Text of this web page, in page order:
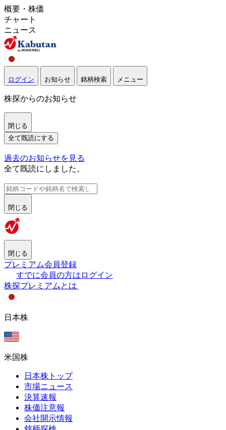
概要・株価
チャート
ニュース
ログイン お知らせ 銘柄検索 メニュー
株探からのお知らせ
閉じる
全て既読にする
過去のお知らせを見る
全て既読にしました。
閉じる
閉じる
プレミアム会員登録
すでに会員の方はログイン
株探プレミアムとは
日本株
米国株
日本株トップ
市場ニュース
決算速報
株価注意報
会社開示情報